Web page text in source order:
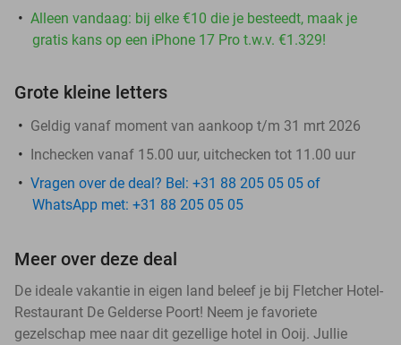
Alleen vandaag: bij elke €10 die je besteedt, maak je
gratis kans op een iPhone 17 Pro t.w.v. €1.329!
Grote kleine letters
Geldig vanaf moment van aankoop t/m 31 mrt 2026
Inchecken vanaf 15.00 uur, uitchecken tot 11.00 uur
Vragen over de deal? Bel: +31 88 205 05 05 of
WhatsApp met: +31 88 205 05 05
Meer over deze deal
De ideale vakantie in eigen land beleef je bij Fletcher Hotel-
Restaurant De Gelderse Poort! Neem je favoriete
gezelschap mee naar dit gezellige hotel in Ooij. Jullie